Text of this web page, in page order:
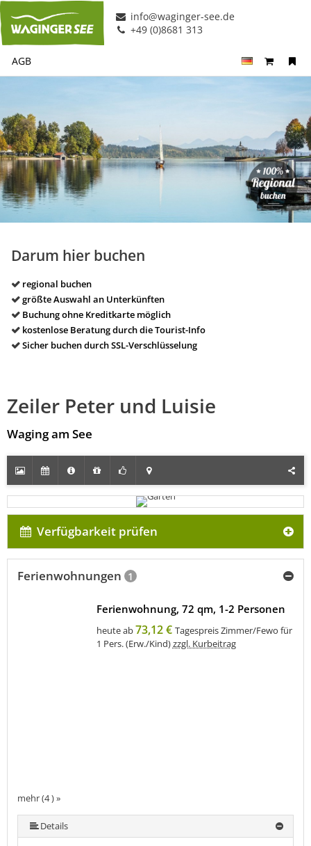
info@waginger-see.de
+49 (0)8681 313
AGB
Darum hier buchen
regional buchen
größte Auswahl an Unterkünften
Buchung ohne Kreditkarte möglich
kostenlose Beratung durch die Tourist-Info
Sicher buchen durch SSL-Verschlüsselung
Zeiler Peter und Luisie
Waging am See
Verfügbarkeit prüfen
Ferienwohnungen 1
mehr (4 ) »
Ferienwohnung, 72 qm, 1-2 Personen
heute ab73,12 € Tagespreis Zimmer/Fewo für
1 Pers. (Erw./Kind)zzgl. Kurbeitrag
Details